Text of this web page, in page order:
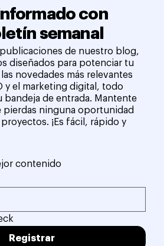
con
semanal
publicaciones de nuestro blog,
diseñados para potenciar tu
novedades más relevantes
y el marketing digital, todo
bandeja de entrada. Mantente
pierdas ninguna oportunidad
¡Es fácil, rápido y
contenido
Registrar